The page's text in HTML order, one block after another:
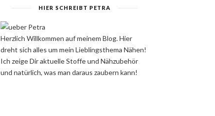
HIER SCHREIBT PETRA
Herzlich Willkommen auf meinem Blog. Hier
dreht sich alles um mein Lieblingsthema Nähen!
Ich zeige Dir aktuelle Stoffe und Nähzubehör
und natürlich, was man daraus zaubern kann!